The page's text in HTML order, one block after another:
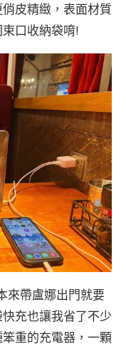
皮精緻，表面材質
口收納袋唷!
來帶盧娜出門就要
充也讓我省了不少
重的充電器，一顆